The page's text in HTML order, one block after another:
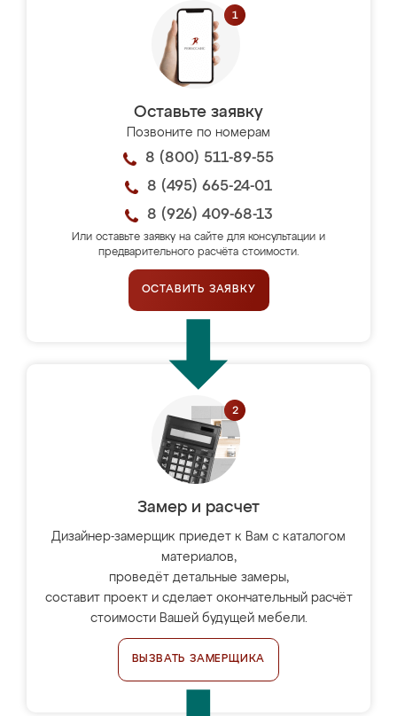
Оставьте заявку
Позвоните по номерам
8 (800) 511-89-55
8 (495) 665-24-01
8 (926) 409-68-13
Или оставьте заявку на сайте для консультации и
предварительного расчёта стоимости.
ОСТАВИТЬ ЗАЯВКУ
Замер и расчет
Дизайнер-замерщик приедет к Вам с каталогом
материалов,
проведёт детальные замеры,
составит проект и сделает окончательный расчёт
стоимости Вашей будущей мебели.
ВЫЗВАТЬ ЗАМЕРЩИКА